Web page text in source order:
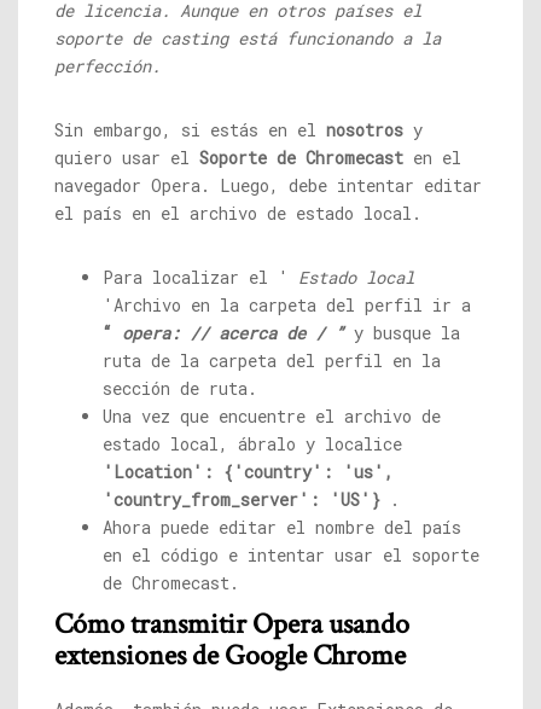
de licencia. Aunque en otros países el
soporte de casting está funcionando a la
perfección.
Sin embargo, si estás en el nosotros y
quiero usar el Soporte de Chromecast en el
navegador Opera. Luego, debe intentar editar
el país en el archivo de estado local.
Para localizar el ' Estado local
'Archivo en la carpeta del perfil ir a
“ opera: // acerca de / ” y busque la
ruta de la carpeta del perfil en la
sección de ruta.
Una vez que encuentre el archivo de
estado local, ábralo y localice
'Location': {'country': 'us',
'country_from_server': 'US'} .
Ahora puede editar el nombre del país
en el código e intentar usar el soporte
de Chromecast.
Cómo transmitir Opera usando
extensiones de Google Chrome